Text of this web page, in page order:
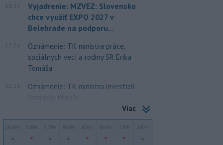
18:12
Vyjadrenie: MZVEZ: Slovensko
chce využiť EXPO 2027 v
Belehrade na podporu...
12:26
Oznámenie: TK ministra práce,
sociálnych vecí a rodiny SR Erika
Tomáša
Oznámenie: TK ministra investícií
Samuela Migaľa
Viac